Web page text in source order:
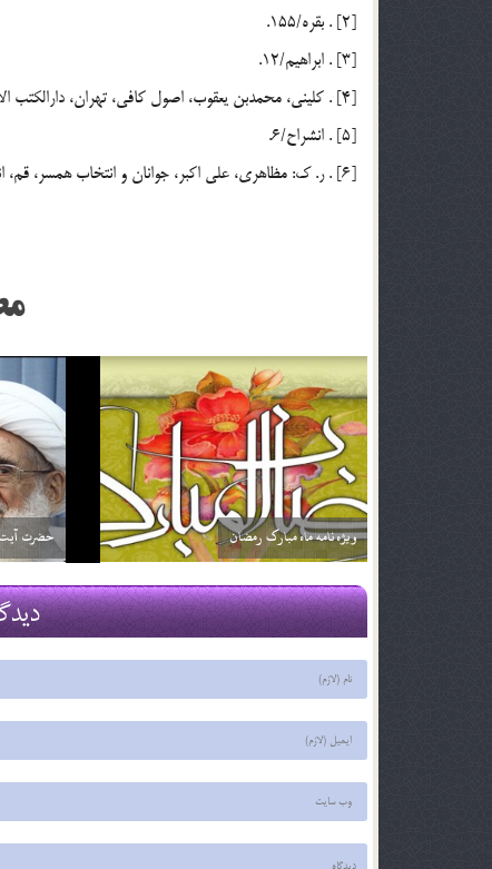
[2] . بقره/155.
[3] . ابراهيم/12.
[4] . كليني، محمدبن يعقوب، اصول كافي، تهران، دارالكتب الاسلاميه، چاپ چهارم، 1365ش، ج 5، ص 88.
[5] . انشراح/6.
[6] . ر. ك: مظاهري، علي اكبر، جوانان و انتخاب همسر، ‌قم، انتشارات دفتر تبليغات اسلامي قم، چاپ سوم، 1374، ص 13 – 17.
اگر تأثير ترجمه قرآن براي من بيشتر باشد آيا مي توانم
فقط ترجمه آن را بخوانم؟ آيا اشكالي ندارد؟
2 اسفند 96
خداوند
2 اسفند 96